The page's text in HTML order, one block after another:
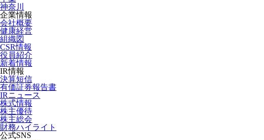
神奈川
企業情報
会社概要
健康経営
組織図
CSR情報
役員紹介
新着情報
IR情報
決算短信
有価証券報告書
IRニュース
株式情報
株主優待
株主総会
財務ハイライト
公式SNS